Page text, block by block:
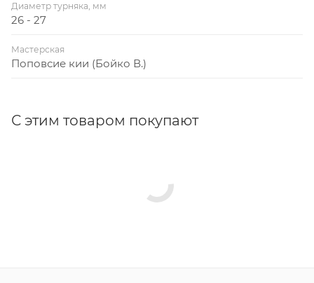
Диаметр турняка, мм
26 - 27
Мастерская
Поповсие кии (Бойко В.)
С этим товаром покупают